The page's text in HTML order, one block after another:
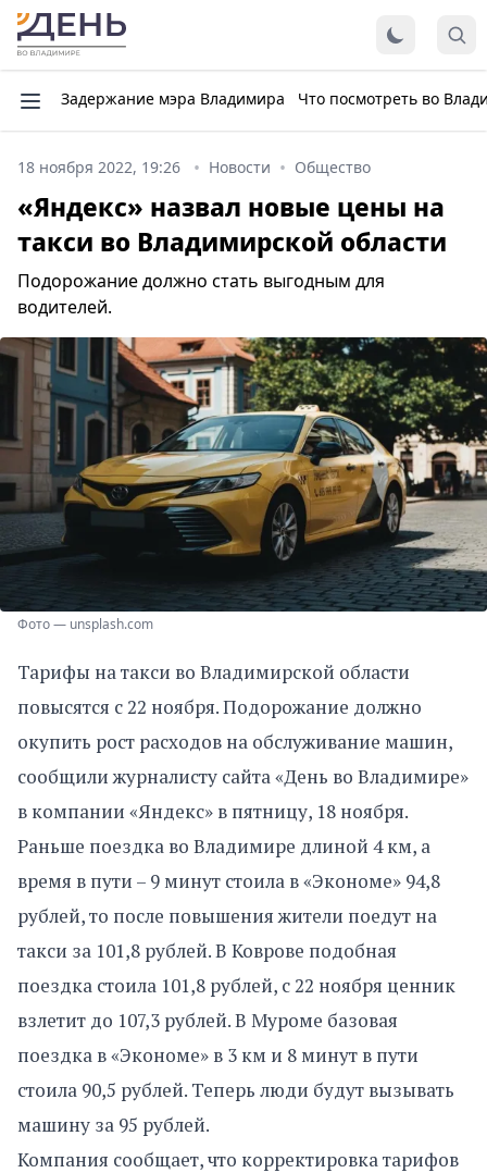
Задержание мэра Владимира Что посмотреть во
18 ноября 2022, 19:26 Новости Общество
«Яндекс» назвал новые цены на
такси во Владимирской области
Подорожание должно стать выгодным для
водителей.
Фото — unsplash.com
Тарифы на такси во Владимирской области
повысятся с 22 ноября. Подорожание должно
окупить рост расходов на обслуживание машин,
сообщили журналисту сайта «День во Владимире»
в компании «Яндекс» в пятницу, 18 ноября.
Раньше поездка во Владимире длиной 4 км, а
время в пути – 9 минут стоила в «Экономе» 94,8
рублей, то после повышения жители поедут на
такси за 101,8 рублей. В Коврове подобная
поездка стоила 101,8 рублей, с 22 ноября ценник
взлетит до 107,3 рублей. В Муроме базовая
поездка в «Экономе» в 3 км и 8 минут в пути
стоила 90,5 рублей. Теперь люди будут вызывать
машину за 95 рублей.
Компания сообщает, что корректировка тарифов